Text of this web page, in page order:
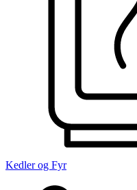
Kedler og Fyr